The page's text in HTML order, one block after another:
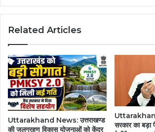
Related Articles
Uttarakhand News: उत्तराखण्ड
की जलग्रहण विकास योजनाओं को केंद्र
सरकार का बड़ा